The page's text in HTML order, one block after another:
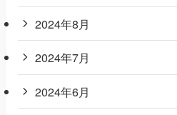
2024年8月
2024年7月
2024年6月